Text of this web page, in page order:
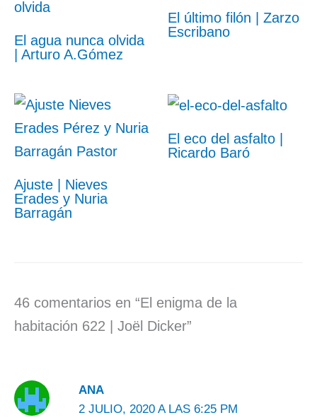
El agua nunca olvida
| Arturo A.Gómez
El último filón | Zarzo
Escribano
Ajuste | Nieves
Erades y Nuria
Barragán
El eco del asfalto |
Ricardo Baró
46 comentarios en “El enigma de la
habitación 622 | Joël Dicker”
ANA
2 JULIO, 2020 A LAS 6:25 PM